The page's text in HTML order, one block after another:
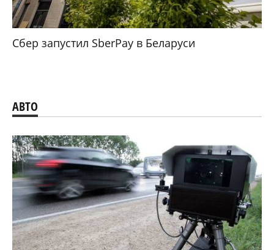
Сбер запустил SberPay в Беларуси
АВТО